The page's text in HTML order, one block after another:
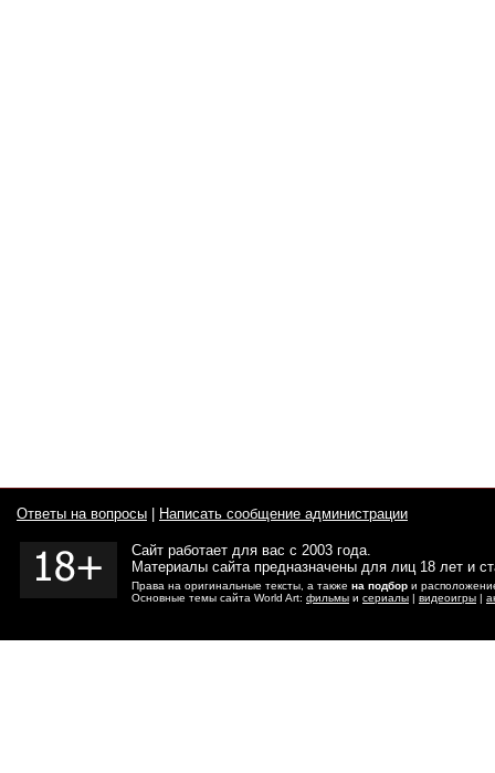
Ответы на вопросы Написать сообщение администрации
Сайт работает для вас с 2003 года.
Материалы сайта предназначены для лиц 18 лет и
Права на оригинальные тексты, а также на подбор и
Основные темы сайта World Art: фильмы и сериалы | видеоигры |